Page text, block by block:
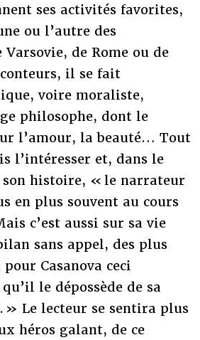
ses activités favorites,
ou l’autre des
de Rome ou de
il se fait
voire moraliste,
philosophe, dont le
l’amour, la beauté… Tout
l’intéresser et, dans le
histoire, « le narrateur
en plus souvent au cours
c’est aussi sur sa vie
sans appel, des plus
Casanova ceci
le dépossède de sa
» Le lecteur se sentira plus
héros galant, de ce